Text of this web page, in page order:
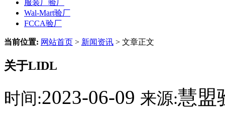
服装厂验厂
Wal-Mart验厂
FCCA验厂
当前位置: 网站首页 > 新闻资讯 > 文章正文
关于LIDL
时间:2023-06-09 来源:慧盟